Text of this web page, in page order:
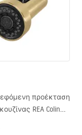
προέκταση
REA Colin